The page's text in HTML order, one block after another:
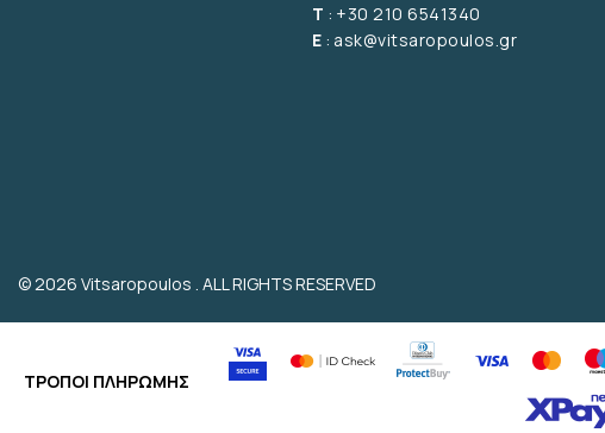
T : +30 210 6541340
E : ask@vitsaropoulos.gr
© 2026 Vitsaropoulos . ALL RIGHTS RESERVED
ΤΡΟΠΟΙ ΠΛΗΡΩΜΗΣ